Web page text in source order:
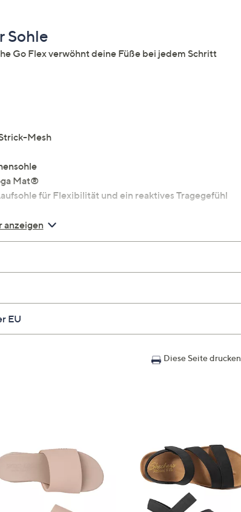
Sohle
Go Flex verwöhnt deine Füße bei jedem Schritt
Mesh
Mat®
für Flexibilität und ein reaktives Tragegefühl
anzeigen
EU
Diese Seite drucken